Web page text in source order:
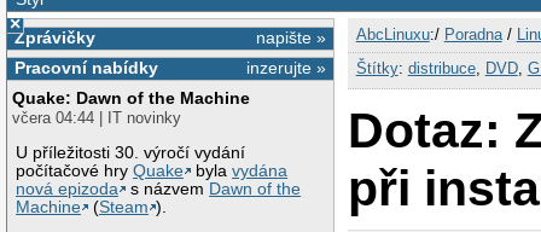
×
napište »
Zprávičky
inzerujte »
Pracovní nabídky
Quake: Dawn of the Machine
včera 04:44 | IT novinky
U příležitosti 30. výročí vydání
počítačové hryQuake bylavydána
nová epizoda
s názvem Dawn of the
Machine
(Steam ).
AbcLinuxu:/ Poradna/
Štítky: distribuce, DVD,
Dotaz:
při